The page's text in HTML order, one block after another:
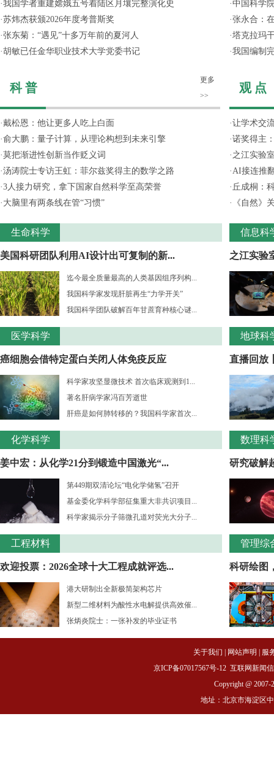
·我国学者重建嫦娥五号着陆区月壤完整演化史
·苏炜杰获颁2026年度考普斯奖
·张东菊：“遇见”十多万年前的夏河人
·胡敏已任金华职业技术大学党委书记
科 普
更多
>>
·戴松恩：他让更多人吃上白面
·俞大鹏：量子计算，从理论构想到未来引擎
·莫把渐进性创新当作贬义词
·汤涛院士专访王虹：菲尔兹奖得主的数学之路
·3人接力研究，拿下国家自然科学至高荣誉
· 大脑里有两条线在管“习惯”
生命科学
美国科研团队利用AI设计出可复制的新...
迄今最全质量最高的人类基因组序列构...
我国科学家发现肝脏再生“力学开关”
我国科学团队破解百年甘蔗育种核心谜...
医学科学
癌细胞会借特定蛋白关闭人体免疫反应
科学家攻坚显微技术 首次临床观测到1...
著名肝病学家冯百芳逝世
肝癌是如何肺转移的？我国科学家首次...
化学科学
姜中宏：从化学21分到锻造中国激光“...
第449期双清论坛“电化学储氢”召开
基金委化学科学部征集重大非共识项目...
科学家揭示分子筛微孔道对荧光大分子...
工程材料
欢迎投票：2026全球十大工程成就评选...
港大研制出全新极简架构芯片
新型二维材料为酸性水电解提供高效催...
张炳炎院士：一张补发的毕业证书
·中国科学
·张永合：
·塔克拉玛
·我国编制
观 点
·让学术交
·诺奖得主
· 之江实验
·AI接连推
· 丘成桐：
·
《自然》
信息科
之江实验
地球科
直播回放
数理科
研究破解
管理综
科研绘图
关于我们 网站声明
服
京ICP备07017567号-12 互联网新闻
Copyright @ 2007-
地址：北京市海淀区